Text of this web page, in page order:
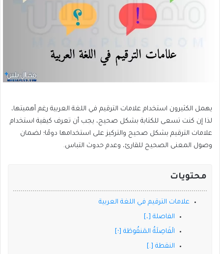
يهمل الكثيرون استخدام علامات الترقيم في اللغة العربية رغم أهميتها،
لذا إن كنت تسعى للكتابة بشكل صحيح، يجب أن تعرف كيفية استخدام
علامات الترقيم بشكل صحيح والتركيز على استخدامها دومًا؛ لضمان
وصول المعنى الصحيح للقارئ، وعدم حدوث التباس.
محتويات
علامات الترقيم في اللغة العربية
الفاصلة [،]
الْفَاصِلَةُ المَنقُوطَة [؛]
النقطة [.]